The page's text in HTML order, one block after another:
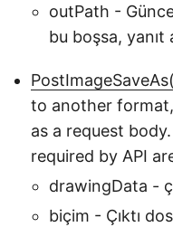
outPath -
bu boşsa, yanıt
to another
as a request
required by API
drawingData -
biçim - Çıktı